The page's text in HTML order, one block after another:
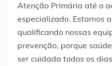
Atenção Primária até o
especializado. Estamos
qualificando nossas
prevenção, porque
ser cuidada todos os